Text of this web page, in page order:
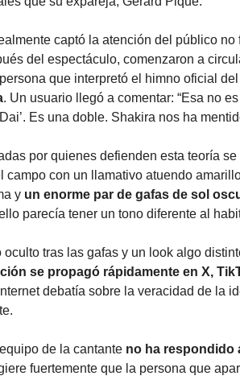
captó la atención del público
del espectáculo, comenzaron a
que interpretó el himno oficial del
. Un usuario llegó a comentar: “Esa no
Es una doble. Shakira nos ha
por quienes defienden esta teoría
campo con un llamativo atuendo
y un enorme par de gafas de sol
parecía tener un tono diferente al
oculto tras las gafas y un look algo
se propagó rápidamente en X,
debatía sobre la veracidad de la
de la cantante no ha respondido
fuertemente que la persona que